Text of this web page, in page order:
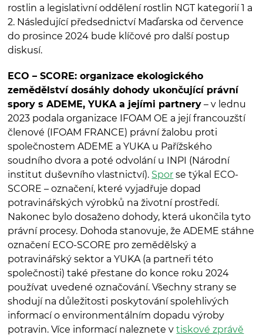
rostlin a legislativní oddělení rostlin NGT kategorií 1 a
2. Následující předsednictví Maďarska od července
do prosince 2024 bude klíčové pro další postup
diskusí.
ECO – SCORE: organizace ekologického
zemědělství dosáhly dohody ukončující právní
spory s ADEME, YUKA a jejími partnery – v lednu
2023 podala organizace IFOAM OE a její francouzští
členové (IFOAM FRANCE) právní žalobu proti
společnostem ADEME a YUKA u Pařížského
soudního dvora a poté odvolání u INPI (Národní
institut duševního vlastnictví). Spor se týkal ECO-
SCORE – označení, které vyjadřuje dopad
potravinářských výrobků na životní prostředí.
Nakonec bylo dosaženo dohody, která ukončila tyto
právní procesy. Dohoda stanovuje, že ADEME stáhne
označení ECO-SCORE pro zemědělský a
potravinářský sektor a YUKA (a partneři této
společnosti) také přestane do konce roku 2024
používat uvedené označování. Všechny strany se
shodují na důležitosti poskytování spolehlivých
informací o environmentálním dopadu výroby
potravin. Více informací naleznete vtiskové zprávě